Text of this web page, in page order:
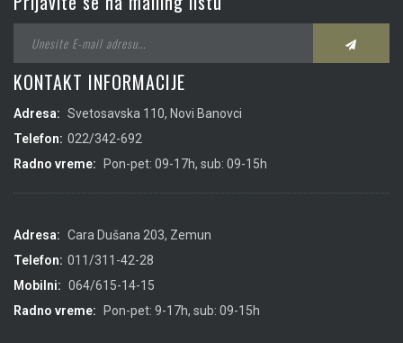
KONTAKT INFORMACIJE
Adresa: Svetosavska 110, Novi Banovci
Telefon: 022/342-692
Radno vreme:
Pon-pet: 09-17h, sub: 09-15h
Adresa: Cara Dušana 203, Zemun
Telefon: 011/311-42-28
Mobilni: 064/615-14-15
Radno vreme:
Pon-pet: 9-17h, sub: 09-15h